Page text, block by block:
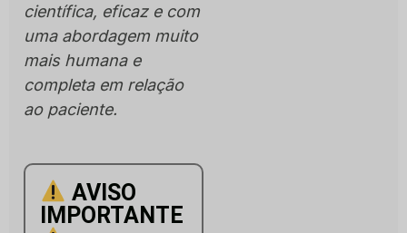
científica, eficaz e com
uma abordagem muito
mais humana e
completa em relação
ao paciente.
AVISO
IMPORTANTE